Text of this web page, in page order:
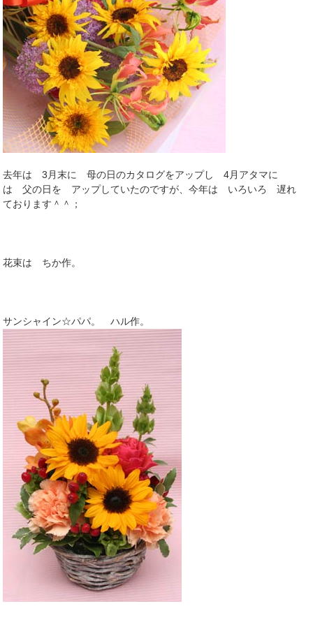
去年は 3月末に 母の日のカタログをアップし 4月アタマに
は 父の日を アップしていたのですが、今年は いろいろ 遅れ
ております＾＾；
花束は ちか作。
サンシャイン☆パパ。 ハル作。